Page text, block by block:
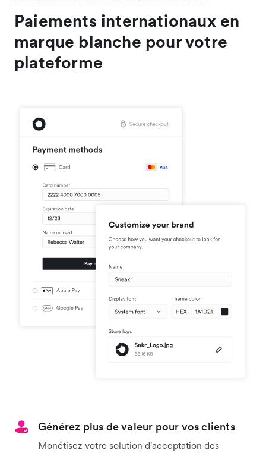
Paiements internationaux en
marque blanche pour votre
plateforme
Générez plus de valeur pour vos clients
Monétisez votre solution d'acceptation des